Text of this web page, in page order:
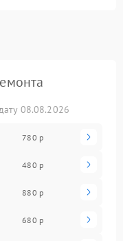
08.08.2026
780 р
480 р
880 р
680 р